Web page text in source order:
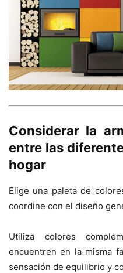
Considerar la
entre las
hogar
Elige una paleta de
coordine con el diseño
Utiliza colores
encuentren en la misma
sensación de equilibrio y